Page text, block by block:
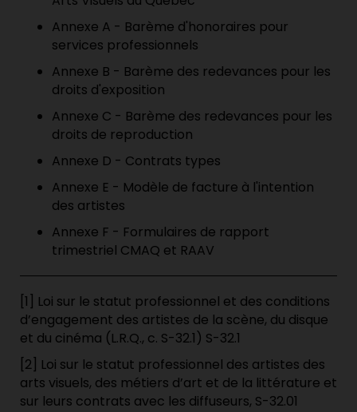
Annexe A - Barème d'honoraires pour
services professionnels
Annexe B - Barème des redevances pour les
droits d'exposition
Annexe C - Barème des redevances pour les
droits de reproduction
Annexe D - Contrats types
Annexe E - Modèle de facture à l'intention
des artistes
Annexe F - Formulaires de rapport
trimestriel CMAQ et RAAV
[1] Loi sur le statut professionnel et des conditions
d’engagement des artistes de la scène, du disque
et du cinéma (L.R.Q., c. S-32.1) S-32.1
[2] Loi sur le statut professionnel des artistes des
arts visuels, des métiers d’art et de la littérature et
sur leurs contrats avec les diffuseurs, S-32.01